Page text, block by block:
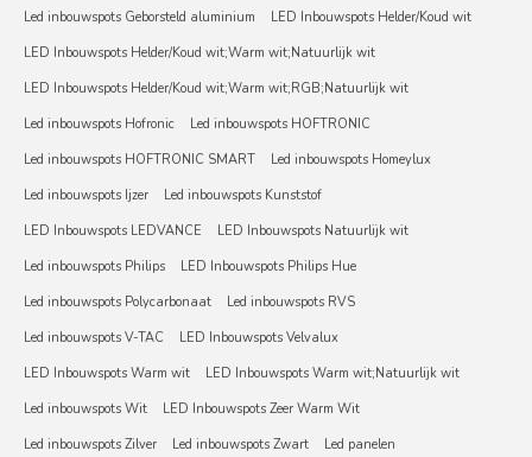
Led inbouwspots Geborsteld aluminium
LED Inbouwspots Helder/Koud wit
LED Inbouwspots Helder/Koud wit;Warm wit;Natuurlijk wit
LED Inbouwspots Helder/Koud wit;Warm wit;RGB;Natuurlijk wit
Led inbouwspots Hofronic
Led inbouwspots HOFTRONIC
Led inbouwspots HOFTRONIC SMART
Led inbouwspots Homeylux
Led inbouwspots Ijzer
Led inbouwspots Kunststof
LED Inbouwspots LEDVANCE
LED Inbouwspots Natuurlijk wit
Led inbouwspots Philips
LED Inbouwspots Philips Hue
Led inbouwspots Polycarbonaat
Led inbouwspots RVS
Led inbouwspots V-TAC
LED Inbouwspots Velvalux
LED Inbouwspots Warm wit
LED Inbouwspots Warm wit;Natuurlijk wit
Led inbouwspots Wit
LED Inbouwspots Zeer Warm Wit
Led inbouwspots Zilver
Led inbouwspots Zwart
Led panelen